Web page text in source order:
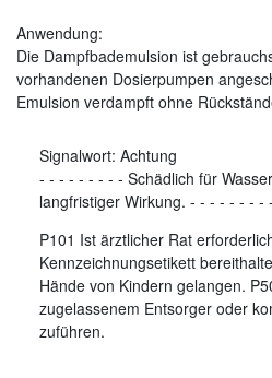
Anwendung:
Die Dampfbademulsion ist
vorhandenen Dosierpumpen
Emulsion verdampft ohne
Signalwort: Achtung
- - - - - - - - - Schädlich für
langfristiger Wirkung. - - - - - - - - -
P101 Ist ärztlicher Rat
Kennzeichnungsetikett
Hände von Kindern gelangen.
zugelassenem Entsorger oder
zuführen.